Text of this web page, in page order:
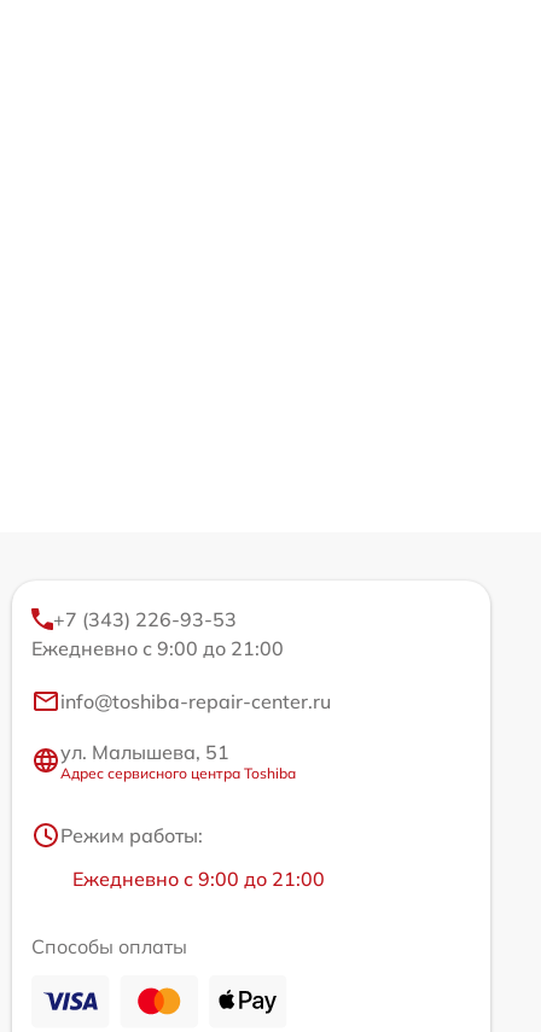
+7 (343) 226-93-53
Ежедневно с 9:00 до 21:00
info@toshiba-repair-center.ru
ул. Малышева, 51
Адрес сервисного центра Toshiba
Режим работы:
Ежедневно с 9:00 до 21:00
Способы оплаты